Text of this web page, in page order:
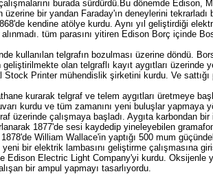
burada sürdürdü.Bu dönemde
üzerine bir yandan Faraday'ın deneylerini
kendine atölye kurdu. Aynı yıl geliştirdiği
tüm parasını yitiren Edison Borç içinde
kullanılan telgrafın bozulması üzerine döndü.
olan telgraflı kayıt aygıtları üzerinde
Printer mühendislik şirketini kurdu. Ve
kurarak telgraf ve telem aygıtları üretmeye
kurdu ve tüm zamanını yeni buluşlar yapmaya
üzerinde çalışmaya başladı. Aygıta karbondan
1877'de sesi kaydedip yineleyebilen
William Wallace'in yaptığı 500 mum
bir elektrik lambasını geliştirme çalışmasına
Edison Electric Light Company'yi kurdu. Oksijenle
bir ampul yapmayı tasarlıyordu.